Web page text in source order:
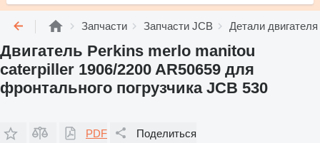
Запчасти Запчасти JCB Детали
Двигатель Perkins merlo manitou
caterpiller 1906/2200 AR50659 для
фронтального погрузчика JCB 530
PDF Поделиться